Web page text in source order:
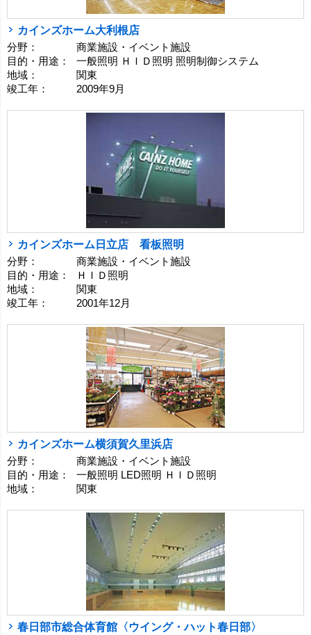
カインズホーム大利根店
分野：
商業施設・イベント施設
目的・用途：
一般照明 ＨＩＤ照明 照明制御システム
地域：
関東
竣工年：
2009年9月
カインズホーム日立店 看板照明
分野：
商業施設・イベント施設
目的・用途：
ＨＩＤ照明
地域：
関東
竣工年：
2001年12月
カインズホーム横須賀久里浜店
分野：
商業施設・イベント施設
目的・用途：
一般照明 LED照明 ＨＩＤ照明
地域：
関東
春日部市総合体育館〈ウイング・ハット春日部〉